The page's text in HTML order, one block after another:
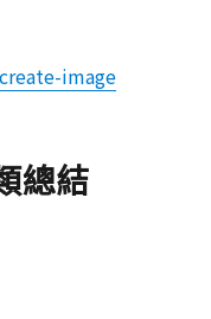
image
總結